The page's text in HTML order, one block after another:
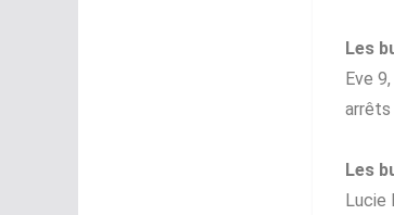
Les
Eve
arrêts
Les
Lucie